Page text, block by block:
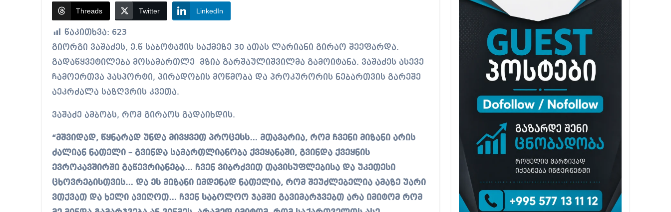
Threads Twitter LinkedIn
წაკითხვა: 623
გიორგი ვაშაძეს, ე.წ საბოტაჟის საქმეზე 30 ათას ლარიანი გირაო შეეფარდა.
გადაწყვეტილება მოსამართლე მზია გარშაულიშვილმა გამოიტანა. ვაშაძეს ასევე
ჩამოერთვა პასპორტი, პირადობის მოწმობა და პროკურორის ნებართვის გარეშე
აეკრძალა საზღვრის კვეთა.
ვაშაძე ამბობს, რომ გირაოს გადაიხდის.
“მშვიდად, წყნარად უნდა მივყვეთ პროცესს… მთავარია, რომ ჩვენი მიზანი არის
ძალიან ნათელი – გვინდა სამართლიანობა ქვეყანაში, გვინდა ქვეყნის
ევროკავშირში გაწევრიანება… ჩვენ ვიბრძვით თავისუფლებისა და უკეთესი
ცხოვრებისთვის… და ეს მიზანი იმდენად ნათელია, რომ შეუძლებელია ამაზე უარი
ვთქვათ და ხელი ავიღოთ… ჩვენ საბოლოო ჯამში გავიმარჯვებთ არა იმიტომ რომ